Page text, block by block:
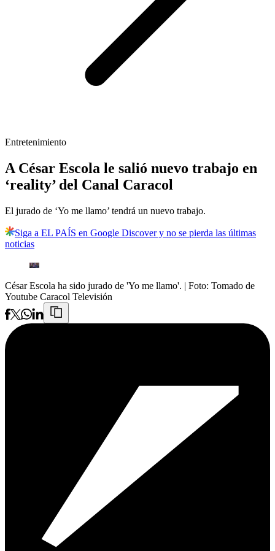
Entretenimiento
A César Escola le salió nuevo trabajo en
‘reality’ del Canal Caracol
El jurado de ‘Yo me llamo’ tendrá un nuevo trabajo.
Siga a EL PAÍS en Google Discover y no se pierda las últimas
noticias
César Escola ha sido jurado de 'Yo me llamo'. | Foto: Tomado de
Youtube Caracol Televisión